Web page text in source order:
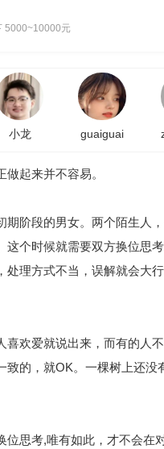
5000~10000元
小龙 guaiguai
起来并不容易。
阶段的男女。两个陌生人
个时候就需要双方换位思
理方式不当，误解就会大
欢爱就说出来，而有的人
致的，就OK。一棵树上还
考,唯有如此，才不会在对